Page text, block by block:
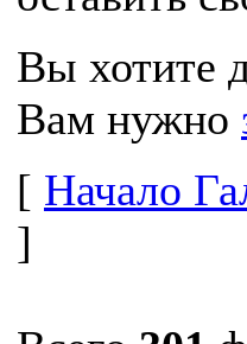
Вы хотите
Вам нужно
[ Начало
]